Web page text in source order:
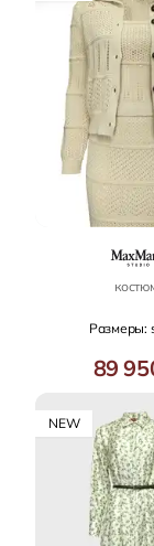
Размеры:
89
NEW